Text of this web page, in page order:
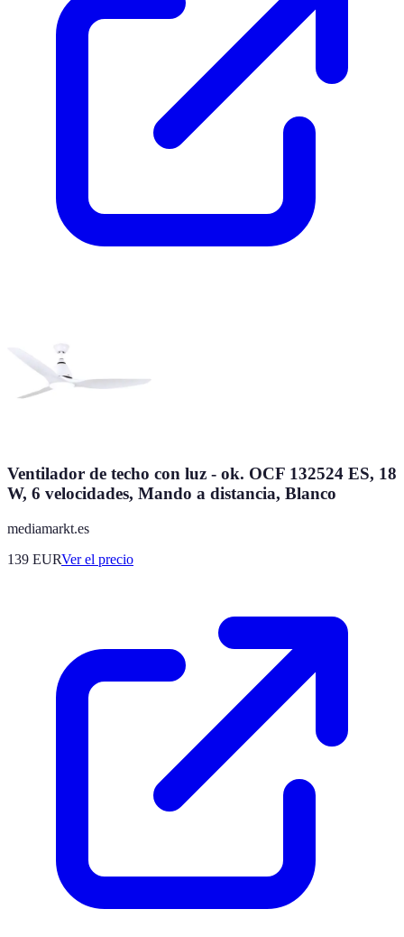
Ventilador de techo con luz - ok. OCF 132524 ES, 18
W, 6 velocidades, Mando a distancia, Blanco
mediamarkt.es
139 EURVer el precio